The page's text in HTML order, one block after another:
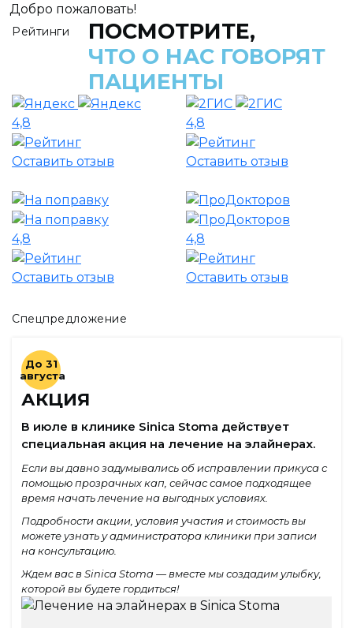
Добро пожаловать!
Рейтинги
ПОСМОТРИТЕ,
ЧТО О НАС ГОВОРЯТ
ПАЦИЕНТЫ
4,8
Оставить отзыв
4,8
Оставить отзыв
4,8
Оставить отзыв
4,8
Оставить отзыв
Спецпредложение
До 31
августа
АКЦИЯ
В июле в клинике Sinica Stoma действует
специальная акция на лечение на элайнерах.
Если вы давно задумывались об исправлении прикуса с
помощью прозрачных кап, сейчас самое подходящее
время начать лечение на выгодных условиях.
Подробности акции, условия участия и стоимость вы
можете узнать у администратора клиники при записи
на консультацию.
Ждем вас в Sinica Stoma — вместе мы создадим улыбку,
которой вы будете гордиться!